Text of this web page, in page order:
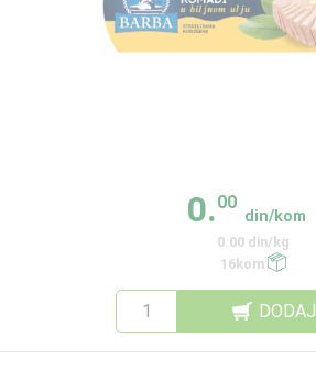
0.00
din/kom
0.00 din/kg
16kom
DODAJ